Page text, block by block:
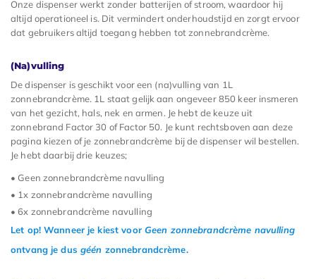
Onze dispenser werkt zonder batterijen of stroom, waardoor hij
altijd operationeel is. Dit vermindert onderhoudstijd en zorgt ervoor
dat gebruikers altijd toegang hebben tot zonnebrandcrème.
(Na)vulling
De dispenser is geschikt voor een (na)vulling van 1L
zonnebrandcrème. 1L staat gelijk aan ongeveer 850 keer insmeren
van het gezicht, hals, nek en armen. Je hebt de keuze uit
zonnebrand Factor 30 of Factor 50. Je kunt rechtsboven aan deze
pagina kiezen of je zonnebrandcrème bij de dispenser wil bestellen.
Je hebt daarbij drie keuzes;
• Geen zonnebrandcrème navulling
• 1x zonnebrandcrème navulling
• 6x zonnebrandcrème navulling
Let op! Wanneer je kiest voor Geen zonnebrandcrème navulling
ontvang je dus géén zonnebrandcrème.